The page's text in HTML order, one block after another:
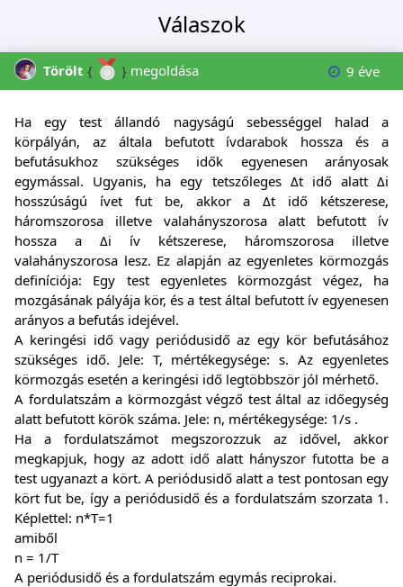
Válaszok
Törölt { } megoldása 9 éve
Ha egy test állandó nagyságú sebességgel halad a
körpályán, az általa befutott ívdarabok hossza és a
befutásukhoz szükséges idők egyenesen arányosak
egymással. Ugyanis, ha egy tetszőleges Δt idő alatt Δi
hosszúságú ívet fut be, akkor a Δt idő kétszerese,
háromszorosa illetve valahányszorosa alatt befutott ív
hossza a Δi ív kétszerese, háromszorosa illetve
valahányszorosa lesz. Ez alapján az egyenletes körmozgás
definíciója: Egy test egyenletes körmozgást végez, ha
mozgásának pályája kör, és a test által befutott ív egyenesen
arányos a befutás idejével.
A keringési idő vagy periódusidő az egy kör befutásához
szükséges idő. Jele: T, mértékegysége: s. Az egyenletes
körmozgás esetén a keringési idő legtöbbször jól mérhető.
A fordulatszám a körmozgást végző test által az időegység
alatt befutott körök száma. Jele: n, mértékegysége: 1/s .
Ha a fordulatszámot megszorozzuk az idővel, akkor
megkapjuk, hogy az adott idő alatt hányszor futotta be a
test ugyanazt a kört. A periódusidő alatt a test pontosan egy
kört fut be, így a periódusidő és a fordulatszám szorzata 1.
Képlettel: n*T=1
amiből
n = 1/T
A periódusidő és a fordulatszám egymás reciprokai.